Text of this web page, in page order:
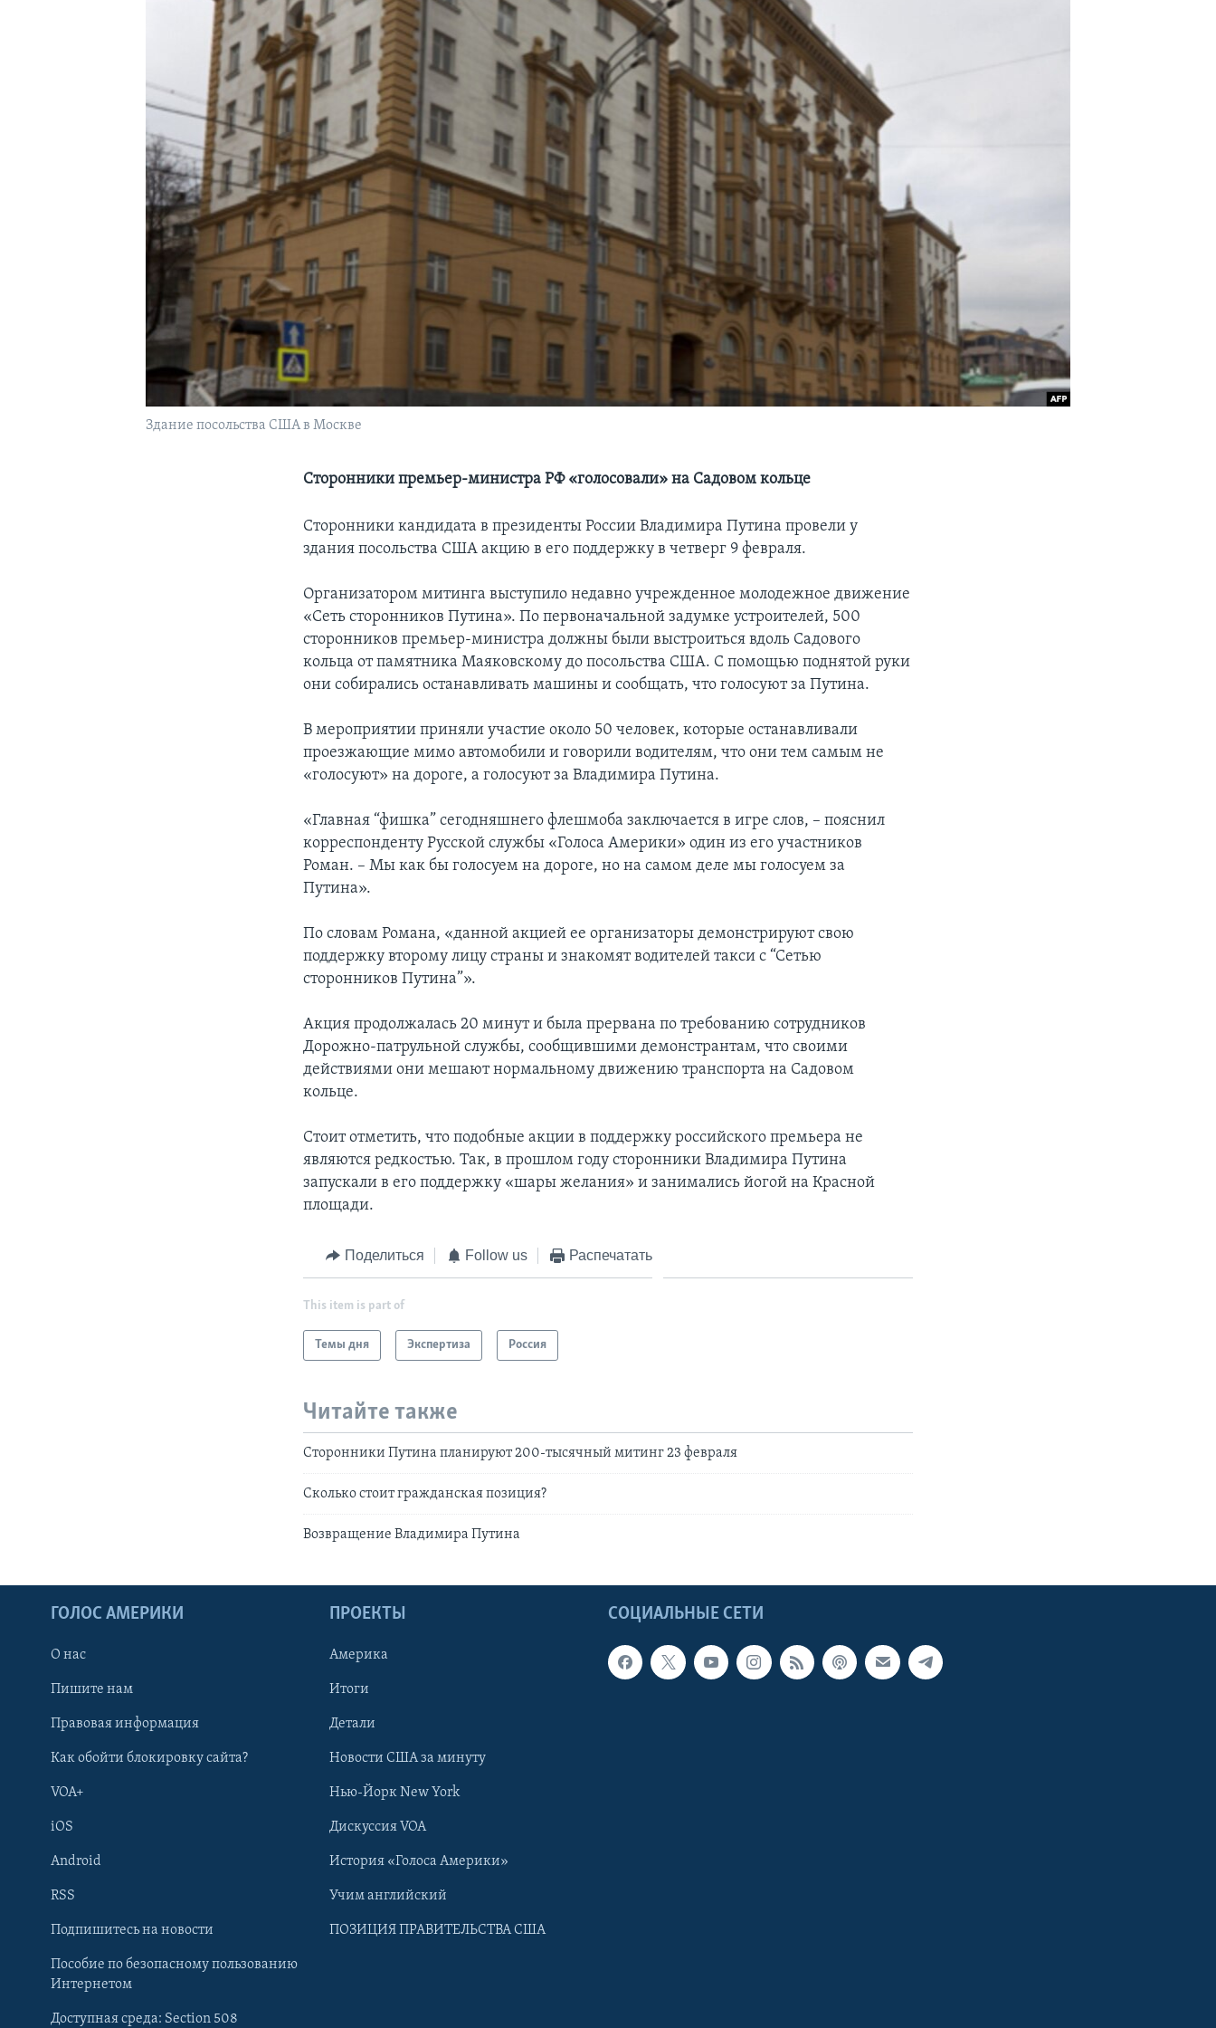
Learning English
Здание посольства США в Москве
Сторонники премьер-министра РФ «голосовали» на Садовом кольце
Сторонники кандидата в президенты России Владимира Путина провели у
здания посольства США акцию в его поддержку в четверг 9 февраля.
Организатором митинга выступило недавно учрежденное молодежное движение
«Сеть сторонников Путина». По первоначальной задумке устроителей, 500
сторонников премьер-министра должны были выстроиться вдоль Садового
кольца от памятника Маяковскому до посольства США. С помощью поднятой руки
они собирались останавливать машины и сообщать, что голосуют за Путина.
В мероприятии приняли участие около 50 человек, которые останавливали
проезжающие мимо автомобили и говорили водителям, что они тем самым не
«голосуют» на дороге, а голосуют за Владимира Путина.
«Главная “фишка” сегодняшнего флешмоба заключается в игре слов, – пояснил
корреспонденту Русской службы «Голоса Америки» один из его участников
Роман. – Мы как бы голосуем на дороге, но на самом деле мы голосуем за
Путина».
По словам Романа, «данной акцией ее организаторы демонстрируют свою
поддержку второму лицу страны и знакомят водителей такси с “Сетью
сторонников Путина”».
Акция продолжалась 20 минут и была прервана по требованию сотрудников
Дорожно-патрульной службы, сообщившими демонстрантам, что своими
действиями они мешают нормальному движению транспорта на Садовом
кольце.
Стоит отметить, что подобные акции в поддержку российского премьера не
являются редкостью. Так, в прошлом году сторонники Владимира Путина
запускали в его поддержку «шары желания» и занимались йогой на Красной
площади.
Поделиться Follow us Распечатать
This item is part of
Темы дня Экспертиза Россия
Читайте также
Сторонники Путина планируют 200-тысячный митинг 23 февраля
Сколько стоит гражданская позиция?
Возвращение Владимира Путина
СОЦИАЛЬНЫЕ СЕТИ
ГОЛОС АМЕРИКИ
О нас
Пишите нам
Правовая информация
Как обойти блокировку сайта?
VOA+
iOS
Android
RSS
Подпишитесь на новости
Пособие по безопасному пользованию
Интернетом
Доступная среда: Section 508
ПРОЕКТЫ
Америка
Итоги
Детали
Новости США за минуту
Нью-Йорк New York
Дискуссия VOA
История «Голоса Америки»
Учим английский
ПОЗИЦИЯ ПРАВИТЕЛЬСТВА США